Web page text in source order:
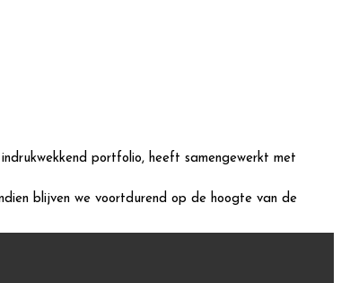
portfolio, heeft samengewerkt met
blijven we voortdurend op de hoogte van de